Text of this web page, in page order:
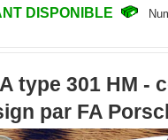
DISPONIBLE
type 301 HM -
par FA